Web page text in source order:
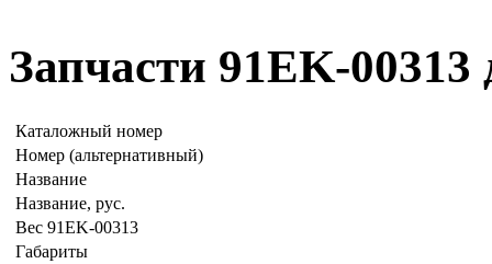
Запчасти 91EK-
Каталожный номер
Номер (альтернативный)
Название
Название, рус.
Вес 91EK-00313
Габариты